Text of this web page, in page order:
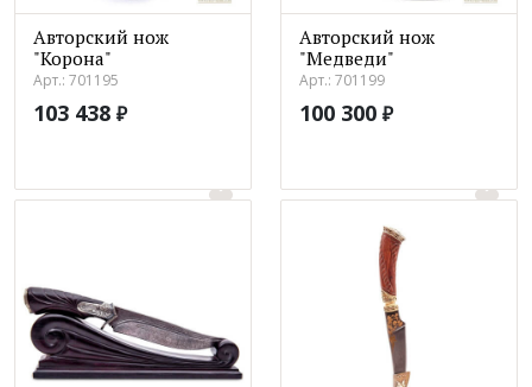
Авторский нож
"Корона"
Арт.: 701195
103 438 ₽
Авторский нож
"Медведи"
Арт.: 701199
100 300 ₽